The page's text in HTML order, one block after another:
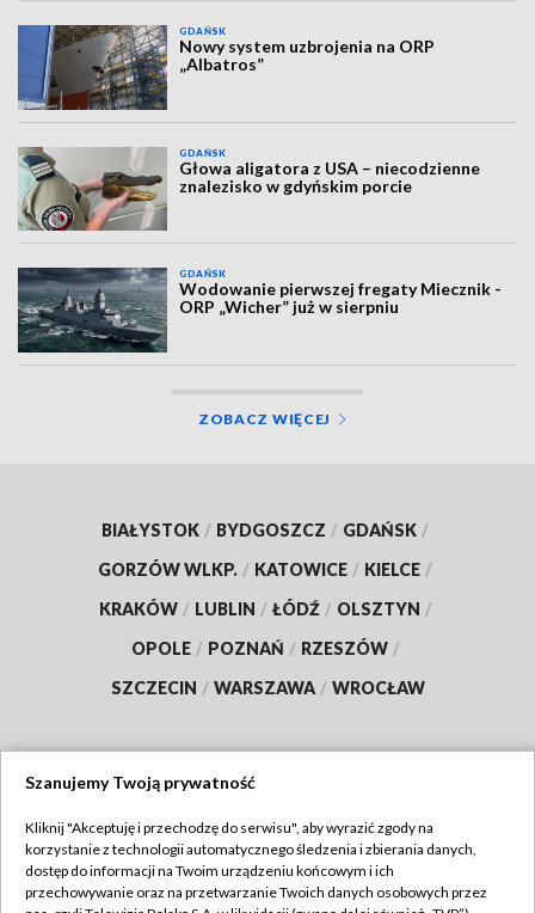
GDAŃSK
Nowy system uzbrojenia na ORP
„Albatros”
GDAŃSK
Głowa aligatora z USA – niecodzienne
znalezisko w gdyńskim porcie
GDAŃSK
Wodowanie pierwszej fregaty Miecznik -
ORP „Wicher” już w sierpniu
ZOBACZ WIĘCEJ
BIAŁYSTOK / BYDGOSZCZ / GDAŃSK /
GORZÓW WLKP. / KATOWICE / KIELCE /
KRAKÓW / LUBLIN / ŁÓDŹ / OLSZTYN /
OPOLE / POZNAŃ / RZESZÓW /
SZCZECIN / WARSZAWA / WROCŁAW
TVP
Abonament TVP
Regulamin TVP
Szanujemy Twoją prywatność
Kliknij "Akceptuję i przechodzę do serwisu", aby wyrazić zgody na
korzystanie z technologii automatycznego śledzenia i zbierania danych,
dostęp do informacji na Twoim urządzeniu końcowym i ich
przechowywanie oraz na przetwarzanie Twoich danych osobowych przez